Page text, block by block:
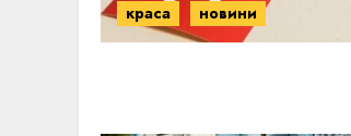
краса новини